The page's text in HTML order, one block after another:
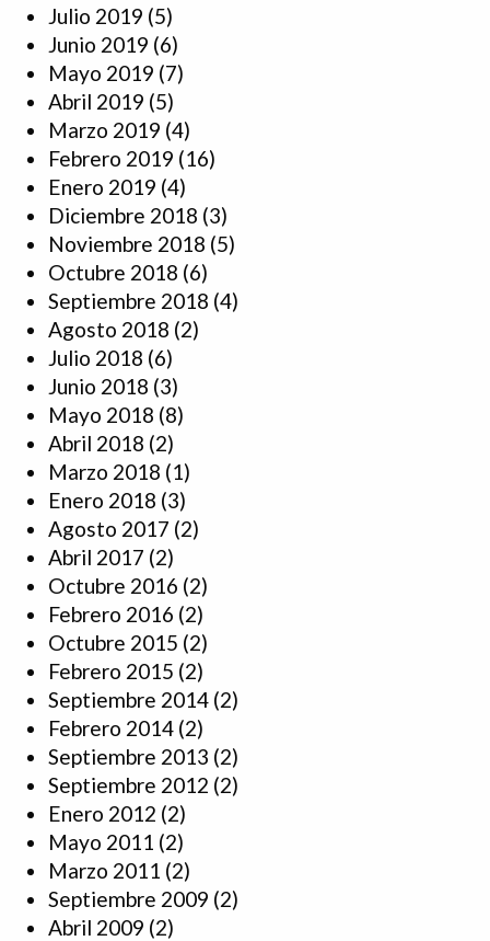
Julio 2019 (5)
Junio 2019 (6)
Mayo 2019 (7)
Abril 2019 (5)
Marzo 2019 (4)
Febrero 2019 (16)
Enero 2019 (4)
Diciembre 2018 (3)
Noviembre 2018 (5)
Octubre 2018 (6)
Septiembre 2018 (4)
Agosto 2018 (2)
Julio 2018 (6)
Junio 2018 (3)
Mayo 2018 (8)
Abril 2018 (2)
Marzo 2018 (1)
Enero 2018 (3)
Agosto 2017 (2)
Abril 2017 (2)
Octubre 2016 (2)
Febrero 2016 (2)
Octubre 2015 (2)
Febrero 2015 (2)
Septiembre 2014 (2)
Febrero 2014 (2)
Septiembre 2013 (2)
Septiembre 2012 (2)
Enero 2012 (2)
Mayo 2011 (2)
Marzo 2011 (2)
Septiembre 2009 (2)
Abril 2009 (2)